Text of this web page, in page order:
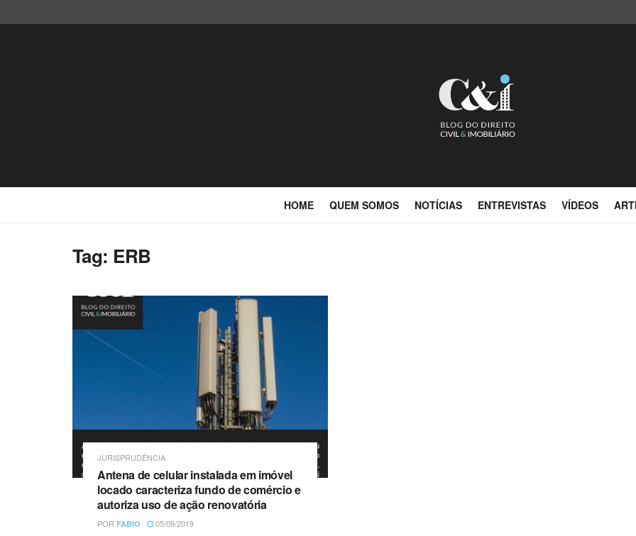
HOME QUEM SOMOS NOTÍCIAS ENTREVISTAS VÍDEOS
Tag: ERB
JURISPRUDÊNCIA
Antena de celular instalada em imóvel
locado caracteriza fundo de comércio e
autoriza uso de ação renovatória
POR FABIO 05/09/2019